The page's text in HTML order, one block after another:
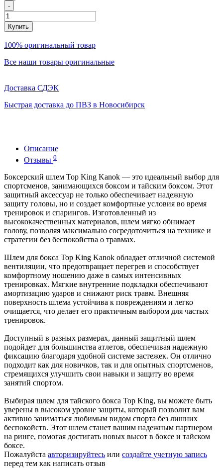
-
Купить
100% оригинальный товар
Все наши товары оригинальные
Доставка СДЭК
Быстрая доставка до ПВЗ в Новосибирск
Описание
Отзывы 0
Боксерский шлем Top King Kanok — это идеальный выбор для
спортсменов, занимающихся боксом и тайским боксом. Этот
защитный аксессуар не только обеспечивает надежную
защиту головы, но и создает комфортные условия во время
тренировок и спарингов. Изготовленный из
высококачественных материалов, шлем мягко обнимает
голову, позволяя максимально сосредоточиться на технике и
стратегии без беспокойства о травмах.
Шлем для бокса Top King Kanok обладает отличной системой
вентиляции, что предотвращает перегрев и способствует
комфортному ношению даже в самых интенсивных
тренировках. Мягкие внутренние подкладки обеспечивают
амортизацию ударов и снижают риск травм. Внешняя
поверхность шлема устойчива к повреждениям и легко
очищается, что делает его практичным выбором для частых
тренировок.
Доступный в разных размерах, данный защитный шлем
подойдет для большинства атлетов, обеспечивая надежную
фиксацию благодаря удобной системе застежек. Он отлично
подходит как для новичков, так и для опытных спортсменов,
стремящихся улучшить свои навыки и защиту во время
занятий спортом.
Выбирая шлем для тайского бокса Top King, вы можете быть
уверены в высоком уровне защиты, который позволит вам
активно заниматься любимым видом спорта без лишних
беспокойств. Этот шлем станет вашим надежным партнером
на ринге, помогая достигать новых высот в боксе и тайском
боксе.
Пожалуйста авторизируйтесь или создайте учетную запись
перед тем как написать отзыв